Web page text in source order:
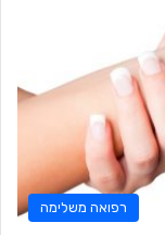
רפואה משלימה